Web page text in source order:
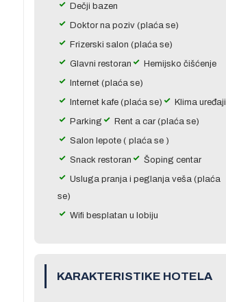
Dečji bazen
Doktor na poziv (plaća se)
Frizerski salon (plaća se)
Glavni restoran
Hemijsko čišćenje
Internet (plaća se)
Internet kafe (plaća se)
Klima uređaji
Parking
Rent a car (plaća se)
Salon lepote ( plaća se )
Snack restoran
Šoping centar
Usluga pranja i peglanja veša (plaća
se)
Wifi besplatan u lobiju
KARAKTERISTIKE HOTELA